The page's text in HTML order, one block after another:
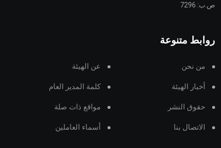
ص.ب: 7296
روابط متنوعة
من نحن عن الهيئة
أخبار الهيئة كلمة المدير العام
حقوق النشر مواقع ذات صلة
الاتصال بنا أسماء العاملين